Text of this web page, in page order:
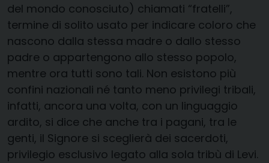
del mondo conosciuto) chiamati “fratelli”,
termine di solito usato per indicare coloro che
nascono dalla stessa madre o dallo stesso
padre o appartengono allo stesso popolo,
mentre ora tutti sono tali. Non esistono più
confini nazionali né tanto meno privilegi tribali,
infatti, ancora una volta, con un linguaggio
ardito, si dice che anche tra i pagani, tra le
genti, il Signore si sceglierà dei sacerdoti,
privilegio esclusivo legato alla sola tribù di Levi.